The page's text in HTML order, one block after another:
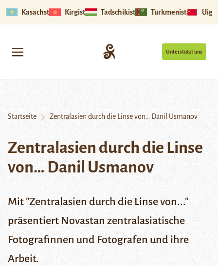
Kasachstan Kirgistan Tadschikistan Turkmenistan
Unterstützt uns
Startseite Zentralasien durch die Linse von… Danil Usmanov
Zentralasien durch die Linse
von… Danil Usmanov
Mit "Zentralasien durch die Linse von..."
präsentiert Novastan zentralasiatische
Fotografinnen und Fotografen und ihre
Arbeit.